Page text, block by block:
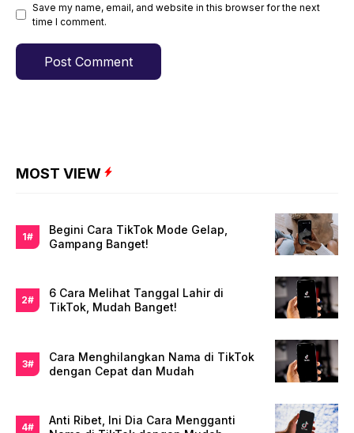
Save my name, email, and website in this browser for the next
time I comment.
MOST VIEW
Begini Cara TikTok Mode Gelap,
Gampang Banget!
6 Cara Melihat Tanggal Lahir di
TikTok, Mudah Banget!
Cara Menghilangkan Nama di TikTok
dengan Cepat dan Mudah
Anti Ribet, Ini Dia Cara Mengganti